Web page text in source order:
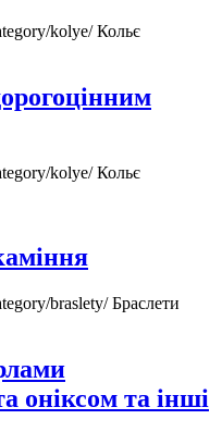
kolye/Кольє
kolye/Кольє
braslety/Браслети
оніксом та інші